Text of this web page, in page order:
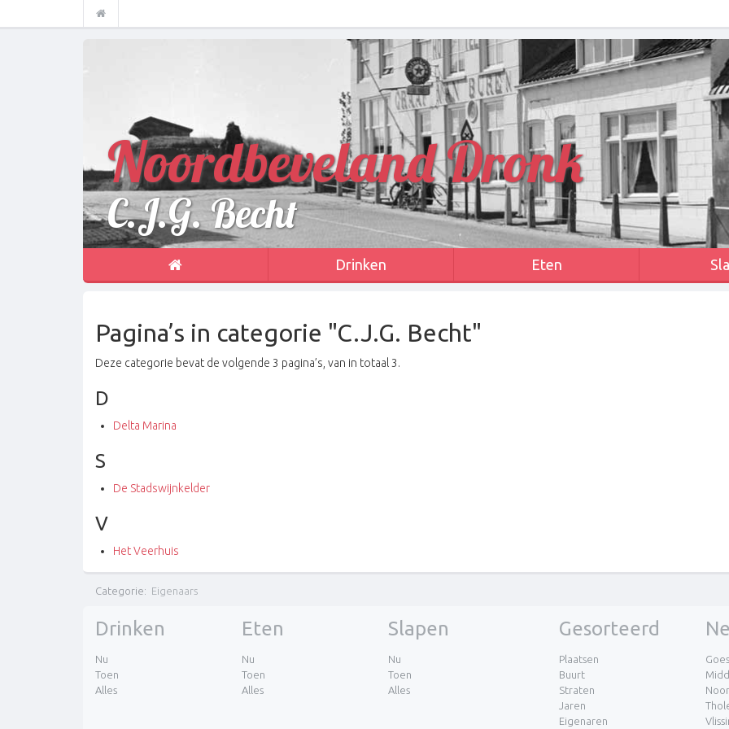
Noordbeveland Dronk
C.J.G. Becht
Drinken Eten
Pagina’s in categorie "C.J.G. Becht"
Deze categorie bevat de volgende 3 pagina’s, van in totaal 3.
D
Delta Marina
S
De Stadswijnkelder
V
Het Veerhuis
Categorie: Eigenaars
Drinken
Nu
Toen
Alles
Eten
Nu
Toen
Alles
Slapen
Nu
Toen
Alles
Gesorteerd
Plaatsen
Buurt
Straten
Jaren
Eigenaren
Goes